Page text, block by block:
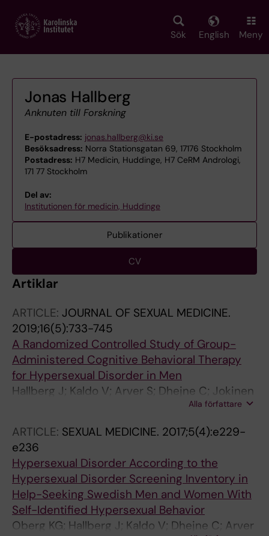
main
Sök English Meny
Jonas Hallberg
Anknuten till Forskning
E-postadress: jonas.hallberg@ki.se
Besöksadress: Norra Stationsgatan 69, 17176 Stockholm
Postadress: H7 Medicin, Huddinge, H7 CeRM Andrologi,
171 77 Stockholm
Del av:
Institutionen för medicin, Huddinge
Publikationer
CV
Artiklar
ARTICLE: JOURNAL OF SEXUAL MEDICINE.
2019;16(5):733-745
A Randomized Controlled Study of Group-
Administered Cognitive Behavioral Therapy
for Hypersexual Disorder in Men
Hallberg J; Kaldo V; Arver S; Dhejne C; Jokinen
Alla författare
ARTICLE: SEXUAL MEDICINE. 2017;5(4):e229-
e236
Hypersexual Disorder According to the
Hypersexual Disorder Screening Inventory in
Help-Seeking Swedish Men and Women With
Self-Identified Hypersexual Behavior
Oberg KG; Hallberg J; Kaldo V; Dhejne C; Arver